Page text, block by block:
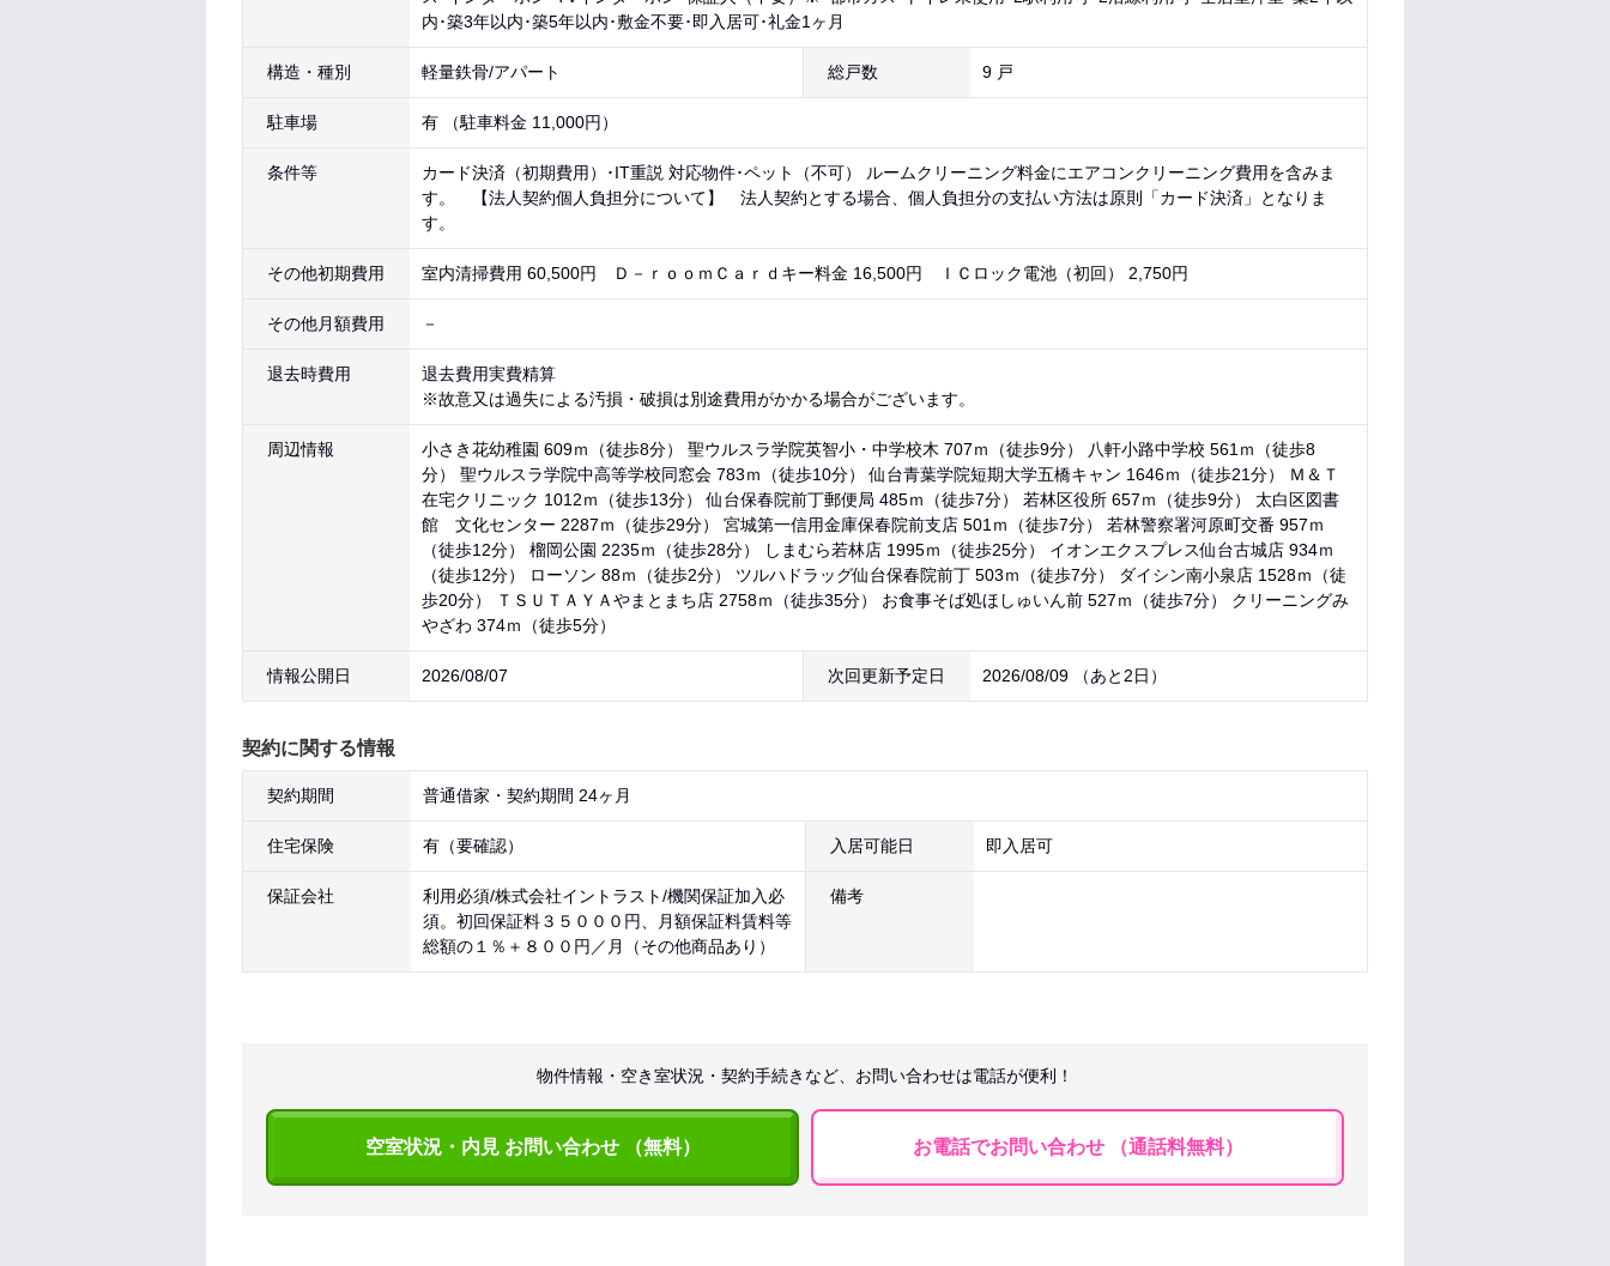
内･築3年以内･築5年以内･敷金不要･即入居可･礼金1ヶ月
構造・種別 軽量鉄骨/アパート 総戸数 9 戸
駐車場 有 （駐車料金 11,000円）
条件等
カード決済（初期費用）･IT重説 対応物件･ペット（不可） ルームクリーニング料金にエアコンクリーニング費用を含みま
す。 【法人契約個人負担分について】 法人契約とする場合、個人負担分の支払い方法は原則「カード決済」となりま
す。
その他初期費用 室内清掃費用 60,500円 Ｄ－ｒｏｏｍＣａｒｄキー料金 16,500円 ＩＣロック電池（初回） 2,750円
その他月額費用 －
退去時費用
退去費用実費精算
※故意又は過失による汚損・破損は別途費用がかかる場合がございます。
周辺情報
小さき花幼稚園 609ｍ（徒歩8分） 聖ウルスラ学院英智小・中学校木 707ｍ（徒歩9分） 八軒小路中学校 561ｍ（徒歩8
分） 聖ウルスラ学院中高等学校同窓会 783ｍ（徒歩10分） 仙台青葉学院短期大学五橋キャン 1646ｍ（徒歩21分） Ｍ＆Ｔ
在宅クリニック 1012ｍ（徒歩13分） 仙台保春院前丁郵便局 485ｍ（徒歩7分） 若林区役所 657ｍ（徒歩9分） 太白区図書
館 文化センター 2287ｍ（徒歩29分） 宮城第一信用金庫保春院前支店 501ｍ（徒歩7分） 若林警察署河原町交番 957ｍ
（徒歩12分） 榴岡公園 2235ｍ（徒歩28分） しまむら若林店 1995ｍ（徒歩25分） イオンエクスプレス仙台古城店 934ｍ
（徒歩12分） ローソン 88ｍ（徒歩2分） ツルハドラッグ仙台保春院前丁 503ｍ（徒歩7分） ダイシン南小泉店 1528ｍ（徒
歩20分） ＴＳＵＴＡＹＡやまとまち店 2758ｍ（徒歩35分） お食事そば処ほしゅいん前 527ｍ（徒歩7分） クリーニングみ
やざわ 374ｍ（徒歩5分）
情報公開日 2026/08/07 次回更新予定日 2026/08/09 （あと 2日 ）
契約に関する情報
契約期間 普通借家・契約期間 24ヶ月
住宅保険 有（要確認） 入居可能日 即入居可
保証会社
利用必須/株式会社イントラスト/機関保証加入必
須。初回保証料３５０００円、月額保証料賃料等
総額の１％＋８００円／月（その他商品あり）
備考
物件情報・空き室状況・契約手続きなど、お問い合わせは電話が便利！
空室状況・内見 お問い合わせ （無料） お電話でお問い合わせ （通話料無料）